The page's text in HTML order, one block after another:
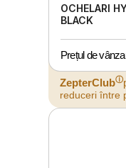
OCHELARI
BLACK
Prețul de
ZepterClubⓘ
reduceri între